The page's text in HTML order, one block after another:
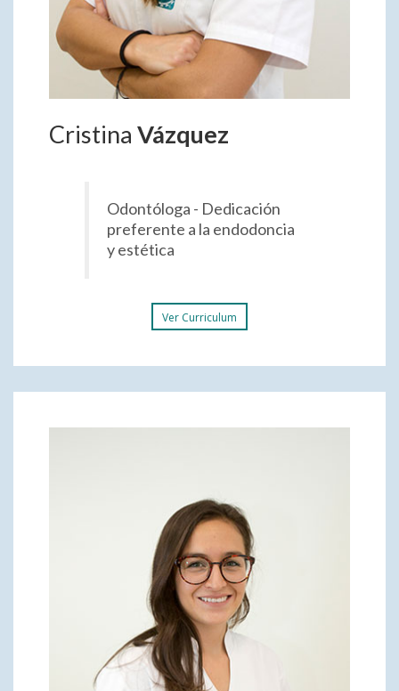
Cristina Vázquez
Odontóloga - Dedicación
preferente a la endodoncia
y estética
Ver Curriculum